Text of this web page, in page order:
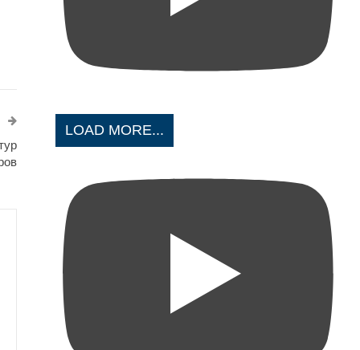
LOAD MORE...